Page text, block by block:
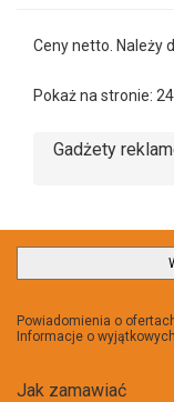
Ceny netto. Należy
Pokaż na stronie: 24
Gadżety
Powiadomienia o
Informacje o
Jak zamawiać